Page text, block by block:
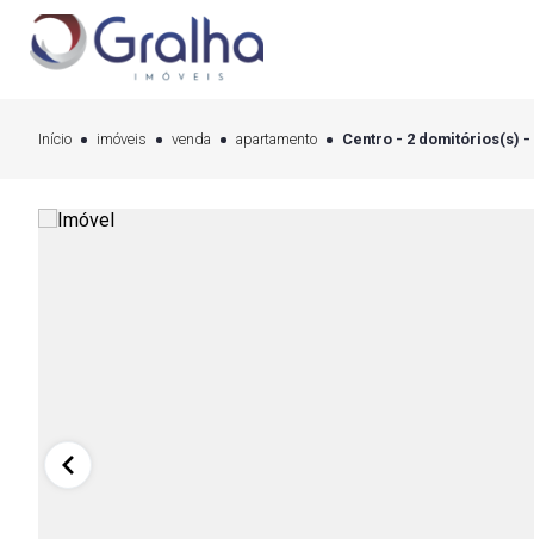
Início imóveis venda apartamento Centro - 2 domitórios(s) -